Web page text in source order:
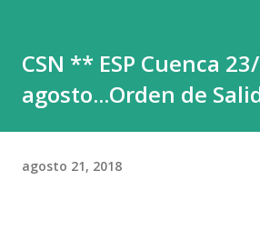
CSN ** ESP Cuenca
agosto...Orden de
agosto 21, 2018